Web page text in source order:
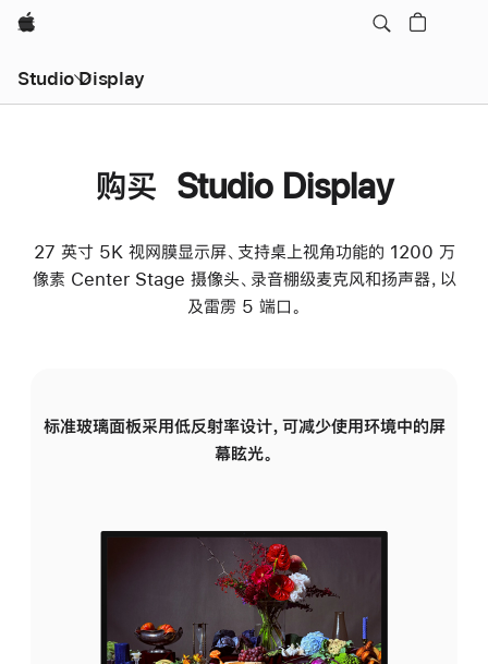
Apple
Studio Display
购买 Studio Display
27 英寸 5K 视网膜显示屏、支持桌上视角功能的 1200 万
像素 Center Stage 摄像头、录音棚级麦克风和扬声器，以
及雷雳 5 端口。
标准玻璃面板采用低反射率设计，可减少使用环境中的屏
幕眩光。